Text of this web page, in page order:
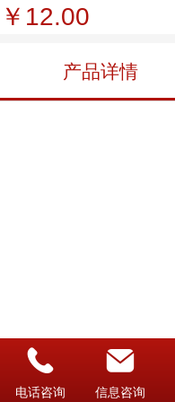
￥12.00
产品详情
电话咨询 信息咨询